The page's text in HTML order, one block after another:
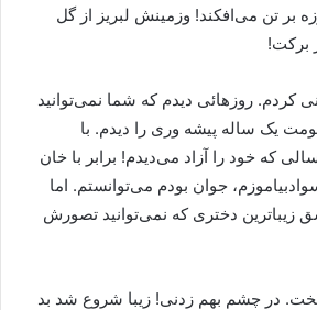
بر تن می‌افکند! وزمینش لبریز از گل
برکت!
کردم. روزهائی دیدم که شما نمی‌توانید
یک ساله پیشه وری را دیدم. با
که خود را آزاد می‌دیدم! برابر با خان
جوان بودم می‌توانستم. اما
زیباترین دختری که نمی‌توانید تصورش
در چشم بهم زدنی! زیبا شروع شد بد